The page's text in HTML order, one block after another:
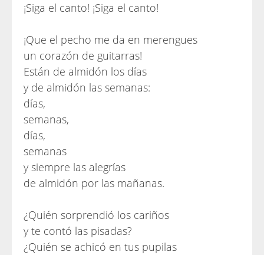
¡Siga el canto! ¡Siga el canto!
¡Que el pecho me da en merengues
un corazón de guitarras!
Están de almidón los días
y de almidón las semanas:
días,
semanas,
días,
semanas
y siempre las alegrías
de almidón por las mañanas.
¿Quién sorprendió los cariños
y te contó las pisadas?
¿Quién se achicó en tus pupilas